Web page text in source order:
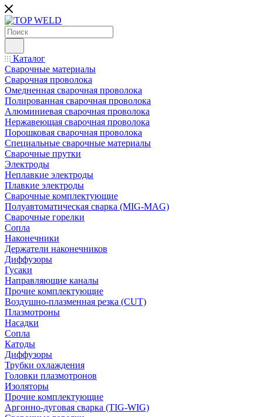
Каталог
Сварочные материалы
Сварочная проволока
Омедненная сварочная проволока
Полированная сварочная проволока
Алюминиевая сварочная проволока
Нержавеющая сварочная проволока
Порошковая сварочная проволока
Специальные сварочные материалы
Сварочные прутки
Электроды
Неплавкие электроды
Плавкие электроды
Сварочные комплектующие
Полуавтоматическая сварка (MIG-MAG)
Сварочные горелки
Сопла
Наконечники
Держатели наконечников
Диффузоры
Гусаки
Направляющие каналы
Прочие комплектующие
Воздушно-плазменная резка (CUT)
Плазмотроны
Насадки
Сопла
Катоды
Диффузоры
Трубки охлаждения
Головки плазмотронов
Изоляторы
Прочие комплектующие
Аргонно-дуговая сварка (TIG-WIG)